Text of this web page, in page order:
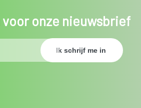
onze nieuwsbrief